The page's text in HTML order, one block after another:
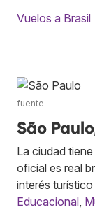
Vuelos a Brasil
fuente
São
La ciudad
oficial es real
interés
Educacional